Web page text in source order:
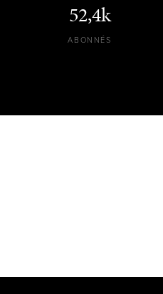
52,4k
ABONNÉS